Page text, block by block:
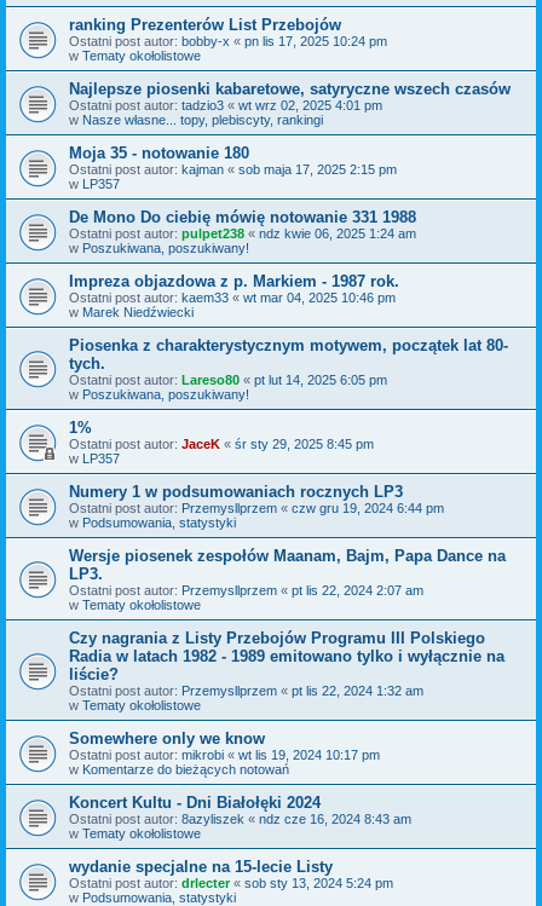
ranking Prezenterów List Przebojów
Ostatni post autor: bobby-x « pn lis 17, 2025 10:24 pm
w Tematy okołolistowe
Najlepsze piosenki kabaretowe, satyryczne wszech czasów
Ostatni post autor: tadzio3 « wt wrz 02, 2025 4:01 pm
w Nasze własne... topy, plebiscyty, rankingi
Moja 35 - notowanie 180
Ostatni post autor: kajman « sob maja 17, 2025 2:15 pm
w LP357
De Mono Do ciebię mówię notowanie 331 1988
Ostatni post autor: pulpet238 « ndz kwie 06, 2025 1:24 am
w Poszukiwana, poszukiwany!
Impreza objazdowa z p. Markiem - 1987 rok.
Ostatni post autor: kaem33 « wt mar 04, 2025 10:46 pm
w Marek Niedźwiecki
Piosenka z charakterystycznym motywem, początek lat 80-
tych.
Ostatni post autor: Lareso80 « pt lut 14, 2025 6:05 pm
w Poszukiwana, poszukiwany!
1%
Ostatni post autor: JaceK « śr sty 29, 2025 8:45 pm
w LP357
Numery 1 w podsumowaniach rocznych LP3
Ostatni post autor: Przemysllprzem « czw gru 19, 2024 6:44 pm
w Podsumowania, statystyki
Wersje piosenek zespołów Maanam, Bajm, Papa Dance na
LP3.
Ostatni post autor: Przemysllprzem « pt lis 22, 2024 2:07 am
w Tematy okołolistowe
Czy nagrania z Listy Przebojów Programu III Polskiego
Radia w latach 1982 - 1989 emitowano tylko i wyłącznie na
liście?
Ostatni post autor: Przemysllprzem « pt lis 22, 2024 1:32 am
w Tematy okołolistowe
Somewhere only we know
Ostatni post autor: mikrobi « wt lis 19, 2024 10:17 pm
w Komentarze do bieżących notowań
Koncert Kultu - Dni Białołęki 2024
Ostatni post autor: 8azyliszek « ndz cze 16, 2024 8:43 am
w Tematy okołolistowe
wydanie specjalne na 15-lecie Listy
Ostatni post autor: drlecter« sob sty 13, 2024 5:24 pm
w Podsumowania, statystyki